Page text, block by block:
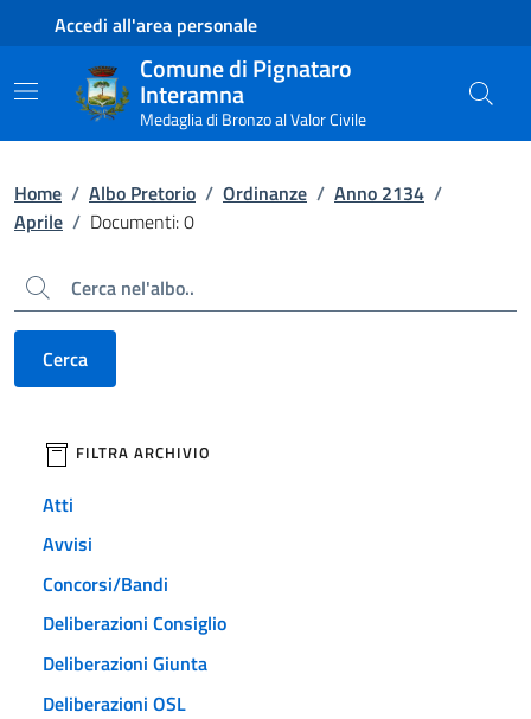
Contenuto principale
Piede di paginaAccedi all'area personale
Comune di Pignataro
Interamna
Medaglia di Bronzo al Valor Civile
Home / Albo Pretorio / Ordinanze / Anno 2134 /
Aprile / Documenti: 0
Cerca
Cerca
filtri da applicare
FILTRA ARCHIVIO
Atti
Avvisi
Concorsi/Bandi
Deliberazioni Consiglio
Deliberazioni Giunta
Deliberazioni OSL